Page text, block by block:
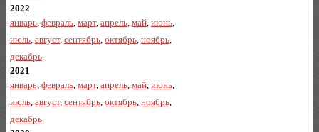
2022
январь, февраль, март, апрель, май, июнь,
июль, август, сентябрь, октябрь, ноябрь,
декабрь
2021
январь, февраль, март, апрель, май, июнь,
июль, август, сентябрь, октябрь, ноябрь,
декабрь